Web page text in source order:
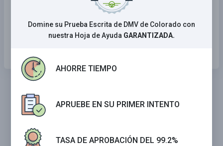
No se permite adelantar en ninguna dirección.
Se permite adelantar en ninguna dirección.
Domine su Prueba Escrita de DMV de Colorado con
nuestra Hoja de Ayuda GARANTIZADA.
AHORRE TIEMPO
APRUEBE EN SU PRIMER INTENTO
TASA DE APROBACIÓN DEL 99.2%